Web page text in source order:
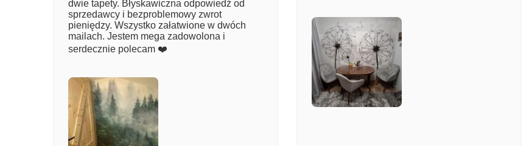
Załącz zdjęcie
dwie tapety. Błyskawiczna odpowiedź od
sprzedawcy i bezproblemowy zwrot
pieniędzy. Wszystko załatwione w dwóch
mailach. Jestem mega zadowolona i
serdecznie polecam ❤️